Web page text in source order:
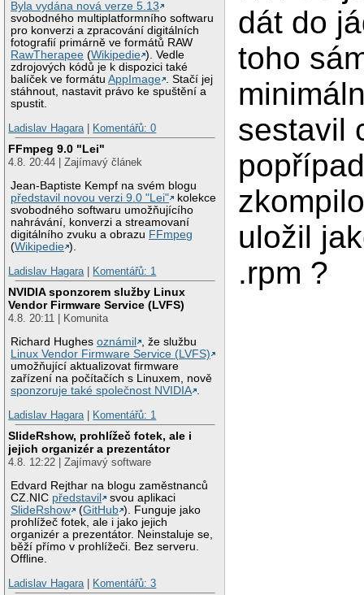
Byla vydána nová verze 5.13
svobodného multiplatformního softwaru
pro konverzi a zpracování digitálních
fotografií primárně ve formátů RAW
RawTherapee (Wikipedie ). Vedle
zdrojových kódů je k dispozici také
balíček ve formátuAppImage . Stačí jej
stáhnout, nastavit právo ke spuštění a
spustit.
Ladislav Hagara
Komentářů: 0
FFmpeg 9.0 "Lei"
4.8. 20:44 | Zajímavý článek
Jean-Baptiste Kempf na svém blogu
představil novou verzi 9.0 "Lei"
kolekce
svobodného softwaru umožňujícího
nahrávání, konverzi a streamovaní
digitálního zvuku a obrazu FFmpeg
(Wikipedie ).
Ladislav Hagara
Komentářů: 1
NVIDIA sponzorem služby Linux
Vendor Firmware Service (LVFS)
4.8. 20:11 | Komunita
Richard Hughesoznámil
, že službu
Linux Vendor Firmware Service (LVFS)
umožňující aktualizovat firmware
zařízení na počítačích s Linuxem, nově
sponzoruje také společnost NVIDIA .
Ladislav Hagara | Komentářů: 1
SlideRshow, prohlížeč fotek, ale i
jejich organizér a prezentátor
4.8. 12:22 | Zajímavý software
Edvard Rejthar na blogu zaměstnanců
CZ.NIC představil
svou aplikaci
SlideRshow
(GitHub ). Funguje jako
prohlížeč fotek, ale i jako jejich
organizér a prezentátor. Neinstaluje se,
běží přímo v prohlížeči. Bez serveru.
Offline.
Ladislav Hagara | Komentářů: 3
dát do
toho
sestavil
uložil
.rpm ?